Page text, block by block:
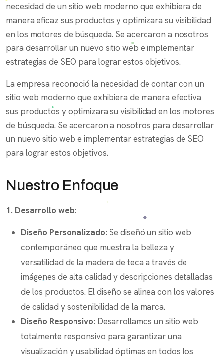
necesidad de un sitio web moderno que exhibiera de
manera eficaz sus productos y optimizara su visibilidad
en los motores de búsqueda. Se acercaron a nosotros
para desarrollar un nuevo sitio web e implementar
estrategias de SEO para lograr estos objetivos.
La empresa reconoció la necesidad de contar con un
sitio web moderno que exhibiera de manera efectiva
sus productos y optimizara su visibilidad en los motores
de búsqueda. Se acercaron a nosotros para desarrollar
un nuevo sitio web e implementar estrategias de SEO
para lograr estos objetivos.
Nuestro Enfoque
1. Desarrollo web:
Diseño Personalizado: Se diseñó un sitio web
contemporáneo que muestra la belleza y
versatilidad de la madera de teca a través de
imágenes de alta calidad y descripciones detalladas
de los productos. El diseño se alinea con los valores
de calidad y sostenibilidad de la marca.
Diseño Responsivo: Desarrollamos un sitio web
totalmente responsivo para garantizar una
visualización y usabilidad óptimas en todos los